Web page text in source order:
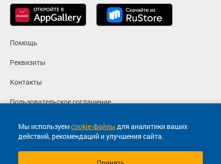
Мы используемcookie-файлы для аналитики ваших
действий, рекомендаций и улучшения сайта.
Помощь
Реквизиты
Контакты
Пользовательское соглашение
Политика конфиденциальности
Согласие на маркетинговые сообщения